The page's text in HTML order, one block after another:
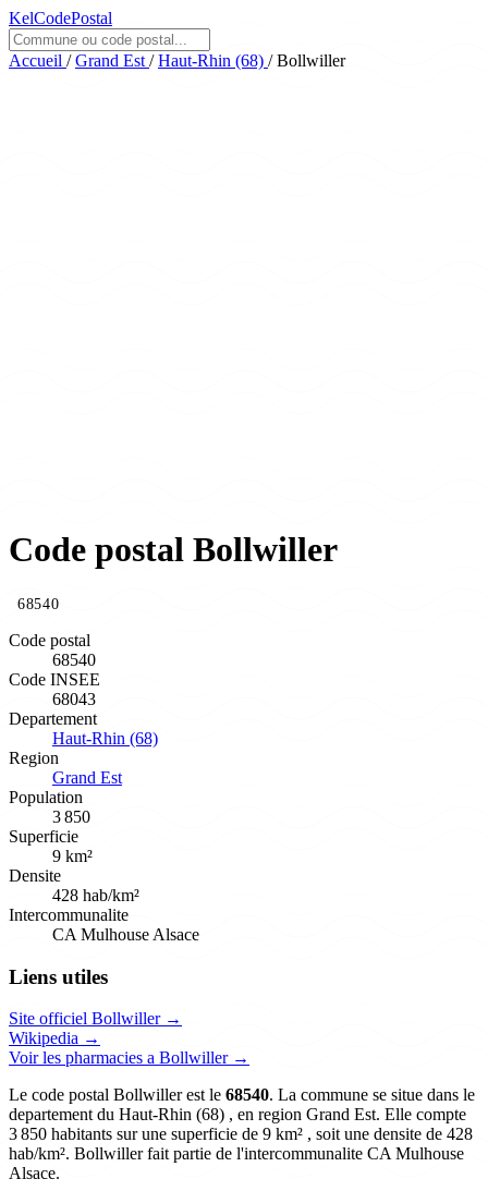
KelCodePostal
Accueil / Grand Est / Haut-Rhin (68) / Bollwiller
Code postal Bollwiller
68540
Code postal
68540
Code INSEE
68043
Departement
Haut-Rhin (68)
Region
Grand Est
Population
3 850
Superficie
9 km²
Densite
428 hab/km²
Intercommunalite
CA Mulhouse Alsace
Liens utiles
Site officiel Bollwiller →
Wikipedia →
Voir les pharmacies a Bollwiller →
Le code postal Bollwiller est le 68540. La commune se situe dans le
departement du Haut-Rhin (68) , en region Grand Est. Elle compte
3 850 habitants sur une superficie de 9 km² , soit une densite de 428
hab/km². Bollwiller fait partie de l'intercommunalite CA Mulhouse
Alsace.